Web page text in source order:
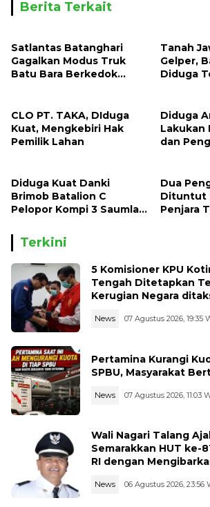
Berita Terkait
Satlantas Batanghari
Gagalkan Modus Truk
Batu Bara Berkedok
Diduga Dimanfaatkan
Oknum
Tanah
Gelper,
Diduga
CLO PT. TAKA, DIduga
Kuat, Mengkebiri Hak
Pemilik Lahan
Diduga
Lakukan
dan
Diduga Kuat Danki
Brimob Batalion C
Pelopor Kompi 3 Saumlaki
Dua
Dituntut
Penjara
Terkini
5 Komisioner KPU
Tengah Ditetapkan
Kerugian Negara
News 07 Agustus 2026, 19:35
Pertamina Kurangi
SPBU, Masyarakat
News 07 Agustus 2026, 11:03
Wali Nagari Talang
Semarakkan HUT ke-
RI dengan
News 06 Agustus 2026, 23:56